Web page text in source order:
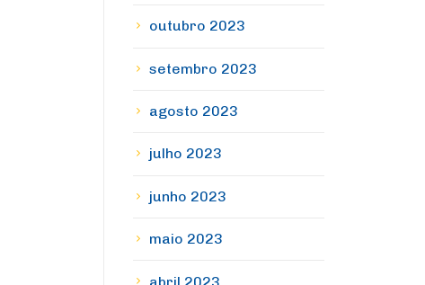
outubro 2023
setembro 2023
agosto 2023
julho 2023
junho 2023
maio 2023
abril 2023